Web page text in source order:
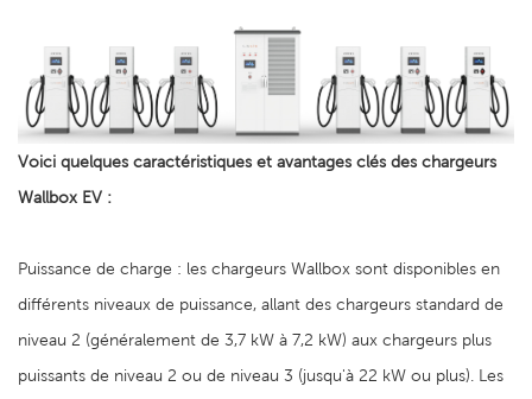
Voici quelques caractéristiques et avantages clés des chargeurs
Wallbox EV :
Puissance de charge : les chargeurs Wallbox sont disponibles en
différents niveaux de puissance, allant des chargeurs standard de
niveau 2 (généralement de 3,7 kW à 7,2 kW) aux chargeurs plus
puissants de niveau 2 ou de niveau 3 (jusqu'à 22 kW ou plus). Les